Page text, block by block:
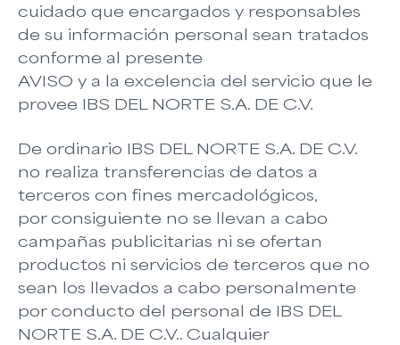
cuidado que encargados y responsables
de su información personal sean tratados
conforme al presente
AVISO y a la excelencia del servicio que le
provee IBS DEL NORTE S.A. DE C.V.
De ordinario IBS DEL NORTE S.A. DE C.V.
no realiza transferencias de datos a
terceros con fines mercadológicos,
por consiguiente no se llevan a cabo
campañas publicitarias ni se ofertan
productos ni servicios de terceros que no
sean los llevados a cabo personalmente
por conducto del personal de IBS DEL
NORTE S.A. DE C.V.. Cualquier